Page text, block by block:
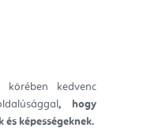
körében kedvenc
, hogy
képességeknek.